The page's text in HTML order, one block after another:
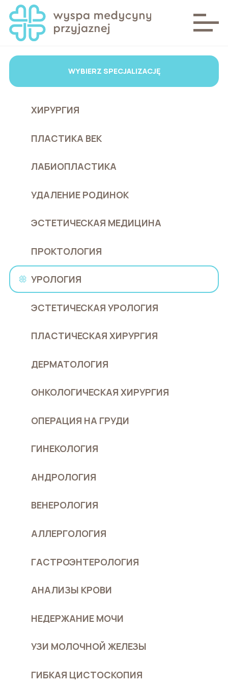
WYBIERZ SPECJALIZACJĘ
ХИРУРГИЯ
ПЛАСТИКА ВЕК
ЛАБИОПЛАСТИКА
УДАЛЕНИЕ РОДИНОК
ЭСТЕТИЧЕСКАЯ МЕДИЦИНА
ПРОКТОЛОГИЯ
УРОЛОГИЯ
ЭСТЕТИЧЕСКАЯ УРОЛОГИЯ
ПЛАСТИЧЕСКАЯ ХИРУРГИЯ
ДЕРМАТОЛОГИЯ
ОНКОЛОГИЧЕСКАЯ ХИРУРГИЯ
ОПЕРАЦИЯ НА ГРУДИ
ГИНЕКОЛОГИЯ
АНДРОЛОГИЯ
ВЕНЕРОЛОГИЯ
АЛЛЕРГОЛОГИЯ
ГАСТРОЭНТЕРОЛОГИЯ
АНАЛИЗЫ КРОВИ
НЕДЕРЖАНИЕ МОЧИ
УЗИ МОЛОЧНОЙ ЖЕЛЕЗЫ
ГИБКАЯ ЦИСТОСКОПИЯ